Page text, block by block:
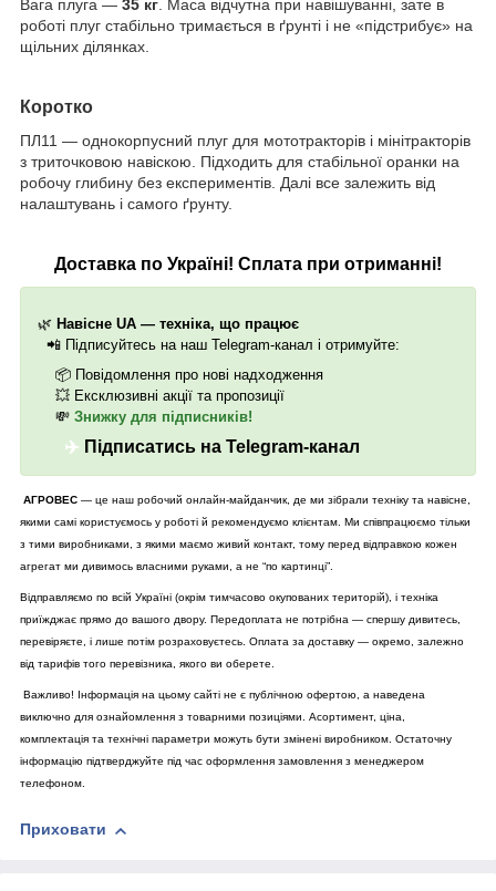
Вага плуга — 35 кг . Маса відчутна при навішуванні, зате в
роботі плуг стабільно тримається в ґрунті і не «підстрибує» на
щільних ділянках.
Коротко
ПЛ11 — однокорпусний плуг для мототракторів і мінітракторів
з триточковою навіскою. Підходить для стабільної оранки на
робочу глибину без експериментів. Далі все залежить від
налаштувань і самого ґрунту.
Доставка по Україні! Сплата при отриманні!
🌿 Навісне UA — техніка, що працює
📲 Підписуйтесь на наш Telegram-канал і отримуйте:
📦 Повідомлення про нові надходження
💥 Ексклюзивні акції та пропозиції
💸 Знижку для підписників!
✈️ Підписатись на Telegram-канал
АГРОВЕС — це наш робочий онлайн-майданчик, де ми зібрали техніку та навісне,
якими самі користуємось у роботі й рекомендуємо клієнтам. Ми співпрацюємо тільки
з тими виробниками, з якими маємо живий контакт, тому перед відправкою кожен
агрегат ми дивимось власними руками, а не “по картинці”.
Відправляємо по всій Україні (окрім тимчасово окупованих територій), і техніка
приїжджає прямо до вашого двору. Передоплата не потрібна — спершу дивитесь,
перевіряєте, і лише потім розраховуєтесь. Оплата за доставку — окремо, залежно
від тарифів того перевізника, якого ви оберете.
Важливо! Інформація на цьому сайті не є публічною офертою, а наведена
виключно для ознайомлення з товарними позиціями. Асортимент, ціна,
комплектація та технічні параметри можуть бути змінені виробником. Остаточну
інформацію підтверджуйте під час оформлення замовлення з менеджером
телефоном.
Приховати